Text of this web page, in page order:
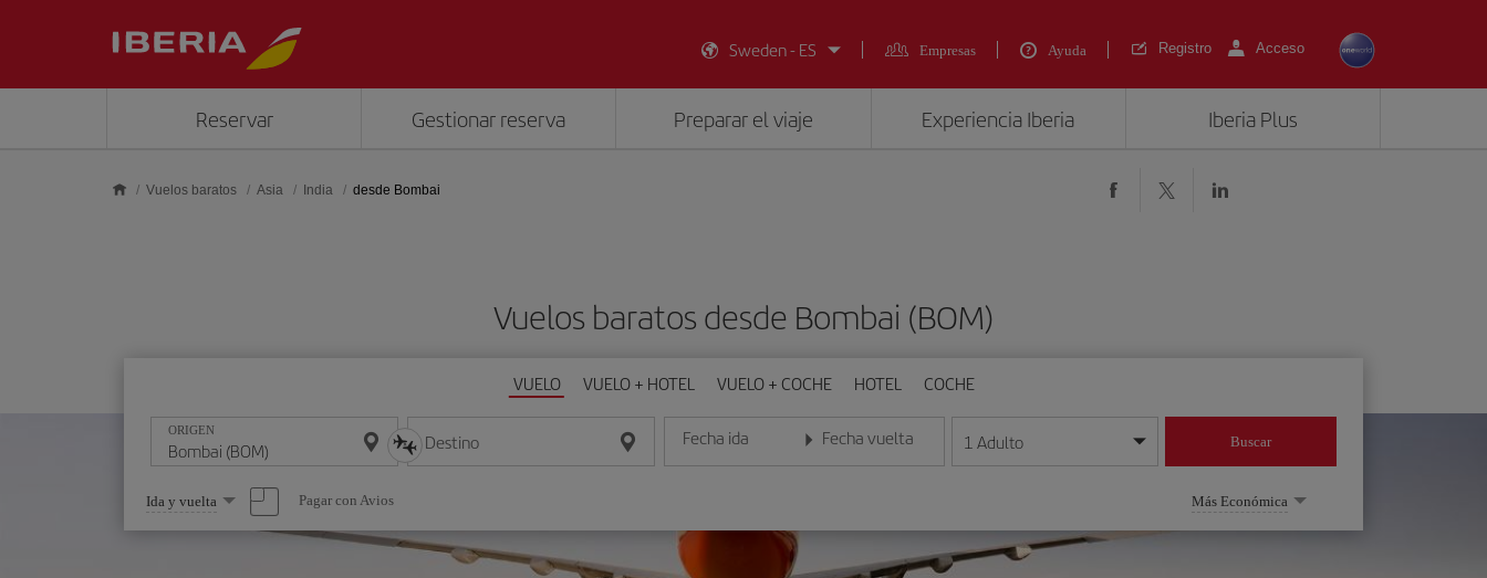
Sweden - ES
Empresas Ayuda Registro Acceso
Reservar Gestionar reserva Preparar el viaje Experiencia Iberia Iberia Plus
Vuelos baratos Asia India desde Bombai
Vuelos baratos desde Bombai (BOM)
VUELO VUELO + HOTEL VUELO + COCHE HOTEL COCHE
ORIGEN Destino Fecha ida
Introduce la fecha en formato día/mes/año
Fecha vuelta
Introduce la fecha en formato día/mes/año
1 Adulto Buscar
Seleccione
una
opción
Ida y vuelta Pagar con Avios Más Económica